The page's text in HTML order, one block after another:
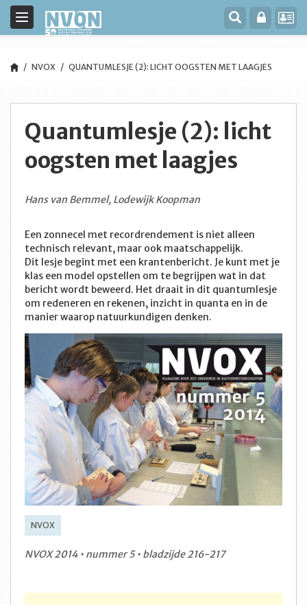
Toggle
navigation
NVOX QUANTUMLESJE (2): LICHT OOGSTEN MET LAAGJES
Quantumlesje (2): licht
oogsten met laagjes
Hans van Bemmel, Lodewijk Koopman
Een zonnecel met recordrendement is niet alleen
technisch relevant, maar ook maatschappelijk.
Dit lesje begint met een krantenbericht. Je kunt met je
klas een model opstellen om te begrijpen wat in dat
bericht wordt beweerd. Het draait in dit quantumlesje
om redeneren en rekenen, inzicht in quanta en in de
manier waarop natuurkundigen denken.
NVOX
NVOX 2014 • nummer 5 • bladzijde 216-217